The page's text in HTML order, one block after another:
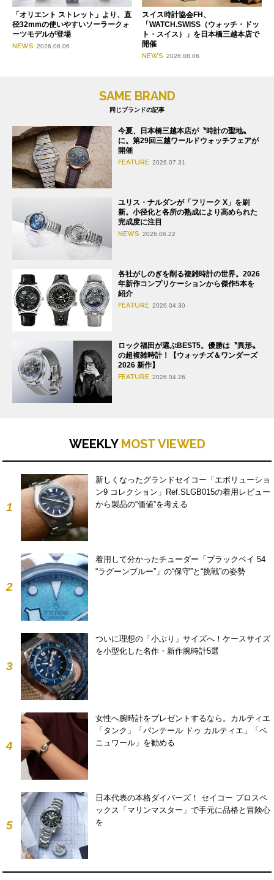
「オリエント ストレット」より、直
径32mmの使いやすいソーラークォ
ーツモデルが登場
NEWS 2026.08.06
スイス時計協会FH、
「WATCH.SWISS（ウォッチ・ドッ
ト・スイス）」を日本橋三越本店で
開催
NEWS 2026.08.06
SAME BRAND
同じブランドの記事
今夏、日本橋三越本店が〝時計の聖地〟
に。第29回三越ワールドウォッチフェアが
開催
FEATURE 2026.07.31
ユリス・ナルダンが「フリーク X」を刷
新。小径化と各所の熟成により高められた
完成度に注目
NEWS 2026.06.22
各社がしのぎを削る複雑時計の世界。2026
年新作コンプリケーションから傑作5本を
紹介
FEATURE 2026.04.30
ロック福田が選ぶBEST5。優勝は〝異形〟
の超複雑時計！【ウォッチズ＆ワンダーズ
2026 新作】
FEATURE 2026.04.26
WEEKLY MOST VIEWED
1
新しくなったグランドセイコー「エボリューショ
ン9 コレクション」Ref.SLGB015の着用レビュー
から製品の“価値”を考える
2
着用して分かったチューダー「ブラックベイ 54
“ラグーンブルー”」の“保守”と“挑戦”の姿勢
3
ついに理想の「小ぶり」サイズへ！ケースサイズ
を小型化した名作・新作腕時計5選
4
女性へ腕時計をプレゼントするなら。カルティエ
「タンク」「パンテール ドゥ カルティエ」「ベ
ニュワール」を勧める
5
日本代表の本格ダイバーズ！ セイコー プロスペ
ックス「マリンマスター」で手元に品格と冒険心
を